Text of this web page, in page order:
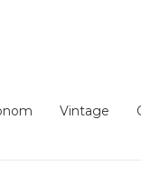
Vintage